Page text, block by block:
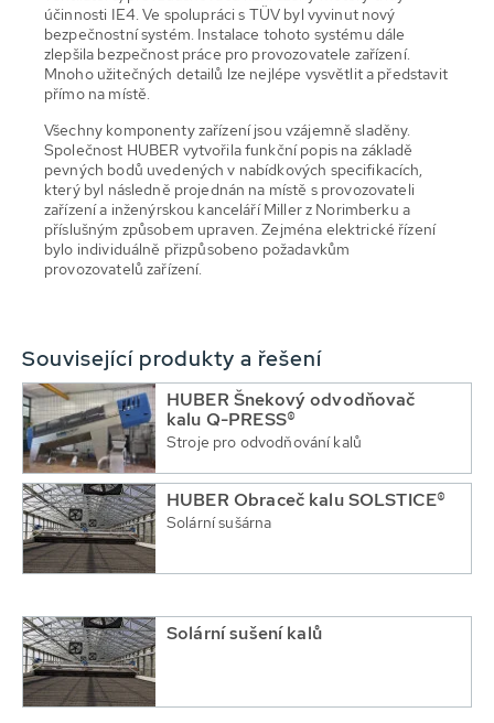
účinnosti IE4. Ve spolupráci s TÜV byl vyvinut nový
bezpečnostní systém. Instalace tohoto systému dále
zlepšila bezpečnost práce pro provozovatele zařízení.
Mnoho užitečných detailů lze nejlépe vysvětlit a představit
přímo na místě.
Všechny komponenty zařízení jsou vzájemně sladěny.
Společnost HUBER vytvořila funkční popis na základě
pevných bodů uvedených v nabídkových specifikacích,
který byl následně projednán na místě s provozovateli
zařízení a inženýrskou kanceláří Miller z Norimberku a
příslušným způsobem upraven. Zejména elektrické řízení
bylo individuálně přizpůsobeno požadavkům
provozovatelů zařízení.
Související produkty a řešení
HUBER Šnekový odvodňovač
kalu Q-PRESS®
Stroje pro odvodňování kalů
HUBER Obraceč kalu SOLSTICE®
Solární sušárna
Solární sušení kalů